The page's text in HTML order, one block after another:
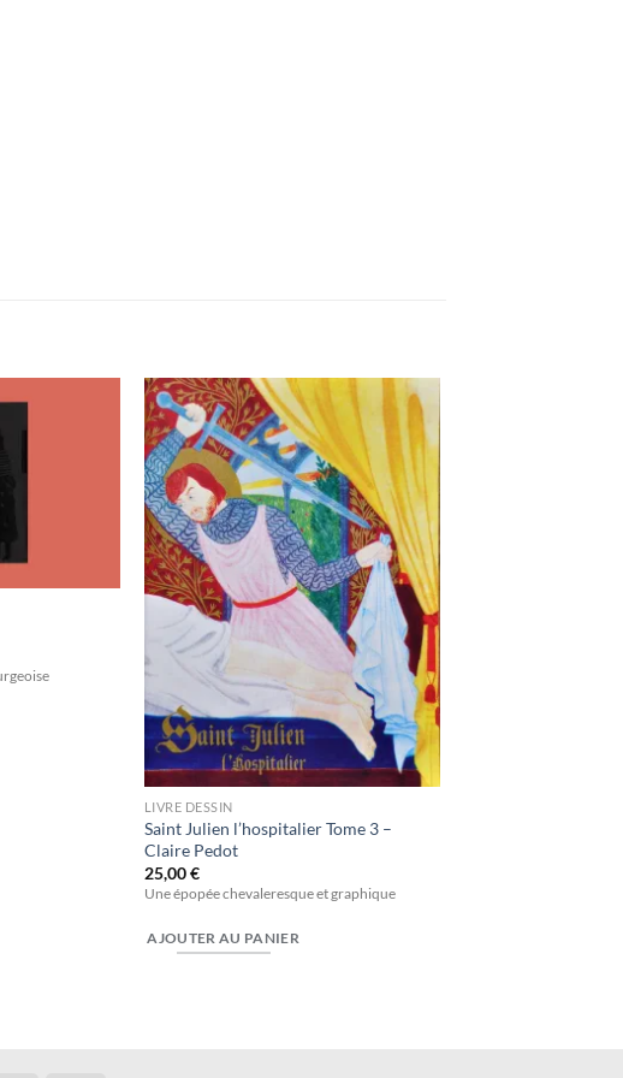
Ajouter
à la
wishlist
LIVRE DESSIN
Saint Julien l’hospitalier Tome 3 –
Claire Pedot
25,00€
Une épopée chevaleresque et graphique
AJOUTER AU PANIER